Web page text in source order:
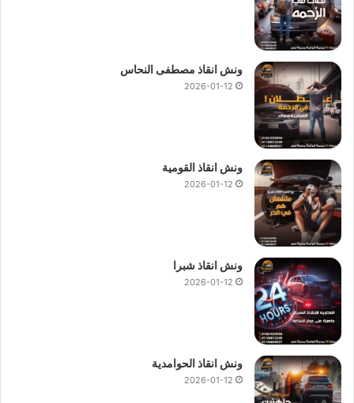
ونش انقاذ مصطفى النحاس
2026-01-12
ونش انقاذ القومية
2026-01-12
ونش انقاذ شبرا
2026-01-12
ونش انقاذ الحوامدية
2026-01-12